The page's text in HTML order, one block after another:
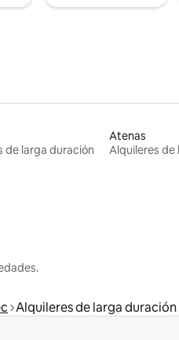
de larga duración
Atenas
Alquileres de
Alquileres de larga duración